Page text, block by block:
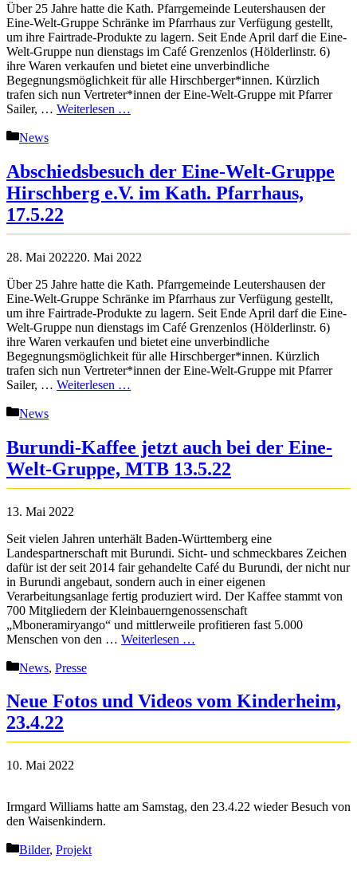
Über 25 Jahre hatte die Kath. Pfarrgemeinde Leutershausen der
Eine-Welt-Gruppe Schränke im Pfarrhaus zur Verfügung gestellt,
um ihre Fairtrade-Produkte zu lagern. Seit Ende April darf die Eine-
Welt-Gruppe nun dienstags im Café Grenzenlos (Hölderlinstr. 6)
ihre Waren verkaufen und bietet eine unverbindliche
Begegnungsmöglichkeit für alle Hirschberger*innen. Kürzlich
trafen sich nun Vertreter*innen der Eine-Welt-Gruppe mit Pfarrer
Sailer, … Weiterlesen …
Kategorien
News
Abschiedsbesuch der Eine-Welt-Gruppe
Hirschberg e.V. im Kath. Pfarrhaus,
17.5.22
28. Mai 202220. Mai 2022
Über 25 Jahre hatte die Kath. Pfarrgemeinde Leutershausen der
Eine-Welt-Gruppe Schränke im Pfarrhaus zur Verfügung gestellt,
um ihre Fairtrade-Produkte zu lagern. Seit Ende April darf die Eine-
Welt-Gruppe nun dienstags im Café Grenzenlos (Hölderlinstr. 6)
ihre Waren verkaufen und bietet eine unverbindliche
Begegnungsmöglichkeit für alle Hirschberger*innen. Kürzlich
trafen sich nun Vertreter*innen der Eine-Welt-Gruppe mit Pfarrer
Sailer, … Weiterlesen …
Kategorien
News
Burundi-Kaffee jetzt auch bei der Eine-
Welt-Gruppe, MTB 13.5.22
13. Mai 2022
Seit vielen Jahren unterhält Baden-Württemberg eine
Landespartnerschaft mit Burundi. Sicht- und schmeckbares Zeichen
dafür ist der seit 2014 fair gehandelte Café du Burundi, der nicht nur
in Burundi angebaut, sondern auch in einer eigenen
Verarbeitungsanlage fertig produziert wird. Der Kaffee stammt von
700 Mitgliedern der Kleinbauerngenossenschaft
„Mboneramiryango“ und mittlerweile profitieren fast 5.000
Menschen von den … Weiterlesen …
Kategorien
News, Presse
Neue Fotos und Videos vom Kinderheim,
23.4.22
10. Mai 2022
Irmgard Williams hatte am Samstag, den 23.4.22 wieder Besuch von
den Waisenkindern.
Kategorien
Bilder, Projekt